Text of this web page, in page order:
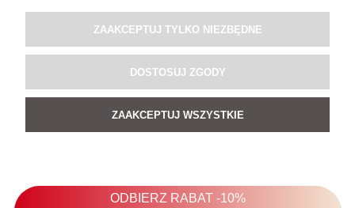
299,00 zł
ZAAKCEPTUJ TYLKO NIEZBĘDNE
DOSTOSUJ ZGODY
ZAAKCEPTUJ WSZYSTKIE